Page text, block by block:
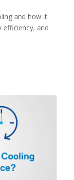
and how it
efficiency, and